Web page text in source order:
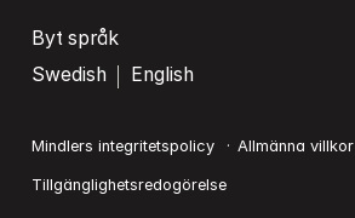
Byt språk
Swedish
English
Mindlers integritetspolicy Allmänna villkor
Tillgänglighetsredogörelse